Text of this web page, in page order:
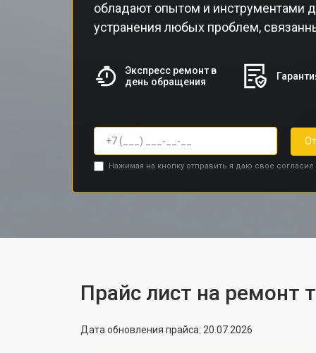
обладают опытом и инструментами
устранения любых проблем,
Экспресс ремонт в
день обращения
Нажимая на кнопку отправить я даю свое согласие
Прайс лист на ремонт
Дата обновления прайса: 20.07.2026